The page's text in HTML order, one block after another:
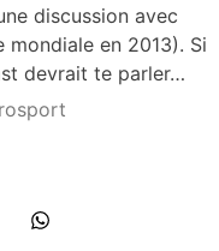
discussion avec
mondiale en 2013). Si
devrait te parler…